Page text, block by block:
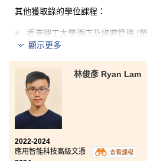
其他獲取錄的學位課程：
香港理工大學酒店及旅遊管理 (
展及體驗管理) (高年級入學)
香港城市大學工商管理學士 (市
回望我在書院的時光，我感到
過去兩年，我有幸學習酒店業
建立了紮實的基礎。而成為學
的領導才能。我亦會好好珍惜
誼。我在書院的生活充滿了難
顯示更多
林俊彥 Ryan Lam
2022-2024
應用智能科技高級文憑
查看課程